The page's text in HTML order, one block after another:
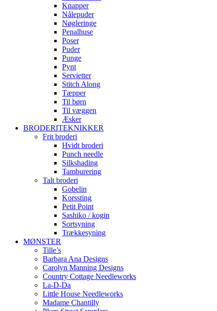
Knapper
Nålepuder
Nøgleringe
Penalhuse
Poser
Puder
Punge
Pynt
Servietter
Stitch Along
Tæpper
Til børn
Til væggen
Æsker
BRODERITEKNIKKER
Frit broderi
Hvidt broderi
Punch needle
Silkshading
Tamburering
Talt broderi
Gobelin
Korssting
Petit Point
Sashiko / kogin
Sortsyning
Trækkesyning
MØNSTER
Tille’s
Barbara Ana Designs
Carolyn Manning Designs
Country Cottage Needleworks
La-D-Da
Little House Needleworks
Madame Chantilly